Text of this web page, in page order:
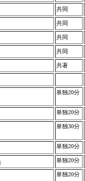
共同
共同
共同
共同
共著
単独20分
単独20分
単独30分
単独20分
単独20分
単独20分